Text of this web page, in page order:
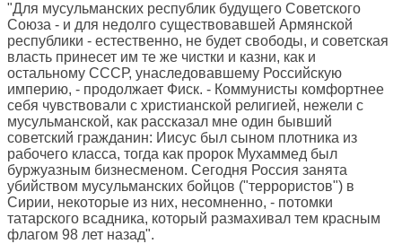
"Для мусульманских республик будущего Советского
Союза - и для недолго существовавшей Армянской
республики - естественно, не будет свободы, и советская
власть принесет им те же чистки и казни, как и
остальному СССР, унаследовавшему Российскую
империю, - продолжает Фиск. - Коммунисты комфортнее
себя чувствовали с христианской религией, нежели с
мусульманской, как рассказал мне один бывший
советский гражданин: Иисус был сыном плотника из
рабочего класса, тогда как пророк Мухаммед был
буржуазным бизнесменом. Сегодня Россия занята
убийством мусульманских бойцов ("террористов") в
Сирии, некоторые из них, несомненно, - потомки
татарского всадника, который размахивал тем красным
флагом 98 лет назад".